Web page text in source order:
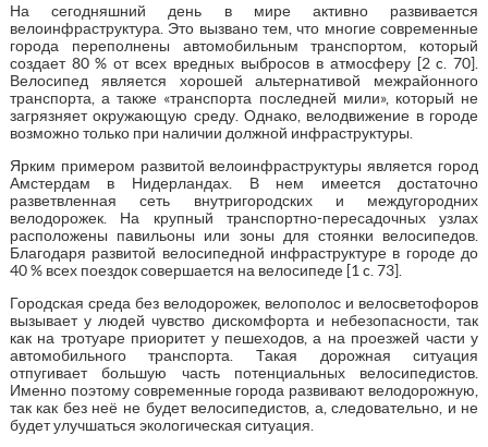
На сегодняшний день в мире активно развивается
велоинфраструктура. Это вызвано тем, что многие современные
города переполнены автомобильным транспортом, который
создает 80 % от всех вредных выбросов в атмосферу [2 c. 70].
Велосипед является хорошей альтернативой межрайонного
транспорта, а также «транспорта последней мили», который не
загрязняет окружающую среду. Однако, велодвижение в городе
возможно только при наличии должной инфраструктуры.
Ярким примером развитой велоинфраструктуры является город
Амстердам в Нидерландах. В нем имеется достаточно
разветвленная сеть внутригородских и междугородних
велодорожек. На крупный транспортно-пересадочных узлах
расположены павильоны или зоны для стоянки велосипедов.
Благодаря развитой велосипедной инфраструктуре в городе до
40 % всех поездок совершается на велосипеде [1 c. 73].
Городская среда без велодорожек, велополос и велосветофоров
вызывает у людей чувство дискомфорта и небезопасности, так
как на тротуаре приоритет у пешеходов, а на проезжей части у
автомобильного транспорта. Такая дорожная ситуация
отпугивает большую часть потенциальных велосипедистов.
Именно поэтому современные города развивают велодорожную,
так как без неё не будет велосипедистов, а, следовательно, и не
будет улучшаться экологическая ситуация.